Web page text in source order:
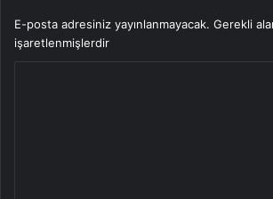
E-posta adresiniz yayınlanmayacak. Gerekli
işaretlenmişlerdir